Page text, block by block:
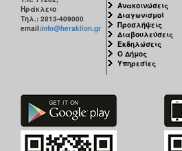
Ηράκλειο
Τηλ.: 2813-409000
email:info@heraklion.gr
Ανακοινώσεις
Διαγωνισμοί
Προσλήψεις
Διαβουλεύσεις
Εκδηλώσεις
Ο Δήμος
Υπηρεσίες